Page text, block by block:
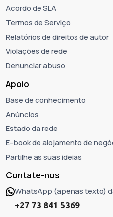
Acordo de SLA
Termos de Serviço
Relatórios de direitos de autor
Violações de rede
Denunciar abuso
Apoio
Base de conhecimento
Anúncios
Estado da rede
E-book de alojamento de
Partilhe as suas ideias
Contate-nos
WhatsApp (apenas texto)
+27 73 841 5369